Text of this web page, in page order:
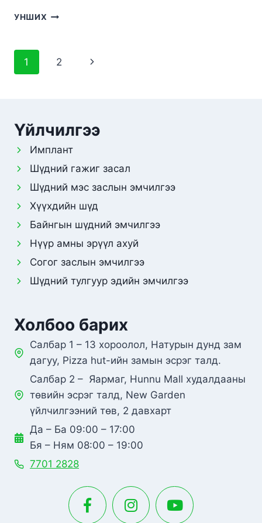
УНШИХ ШҮДНИЙ
ГЭСЭН
Page
1 2
Next
Үйлчилгээ
Имплант
Шүдний гажиг засал
Шүдний мэс заслын эмчилгээ
Хүүхдийн шүд
Байнгын шүдний эмчилгээ
Нүүр амны эрүүл ахуй
Согог заслын эмчилгээ
Шүдний тулгуур эдийн эмчилгээ
Холбоо барих
Салбар 1 – 13 хороолол, Натурын дунд зам
дагуу, Pizza hut-ийн замын эсрэг талд.
Салбар 2 – Яармаг, Hunnu Mall худалдааны
төвийн эсрэг талд, New Garden
үйлчилгээний төв, 2 давхарт
Да – Ба 09:00 – 17:00
Бя – Ням 08:00 – 19:00
7701 2828